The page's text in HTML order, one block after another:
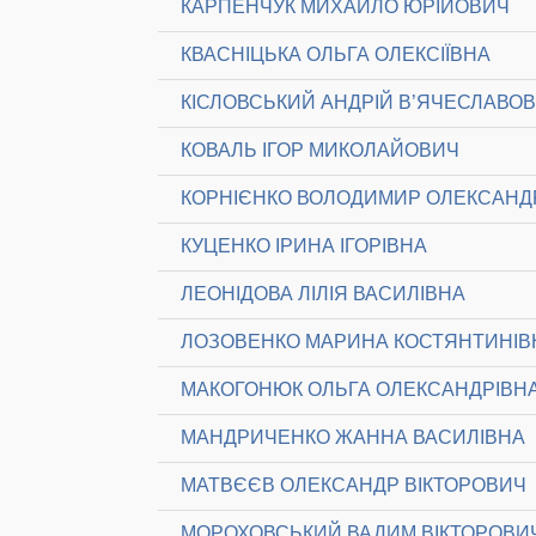
КАРПЕНЧУК МИХАЙЛО ЮРІЙОВИЧ
КВАСНІЦЬКА ОЛЬГА ОЛЕКСІЇВНА
КІСЛОВСЬКИЙ АНДРІЙ
КОВАЛЬ ІГОР МИКОЛАЙОВИЧ
КОРНІЄНКО ВОЛОДИМИР
КУЦЕНКО ІРИНА ІГОРІВНА
ЛЕОНІДОВА ЛІЛІЯ ВАСИЛІВНА
ЛОЗОВЕНКО МАРИНА
МАКОГОНЮК ОЛЬГА
МАНДРИЧЕНКО ЖАННА ВАСИЛІВНА
МАТВЄЄВ ОЛЕКСАНДР ВІКТОРОВИЧ